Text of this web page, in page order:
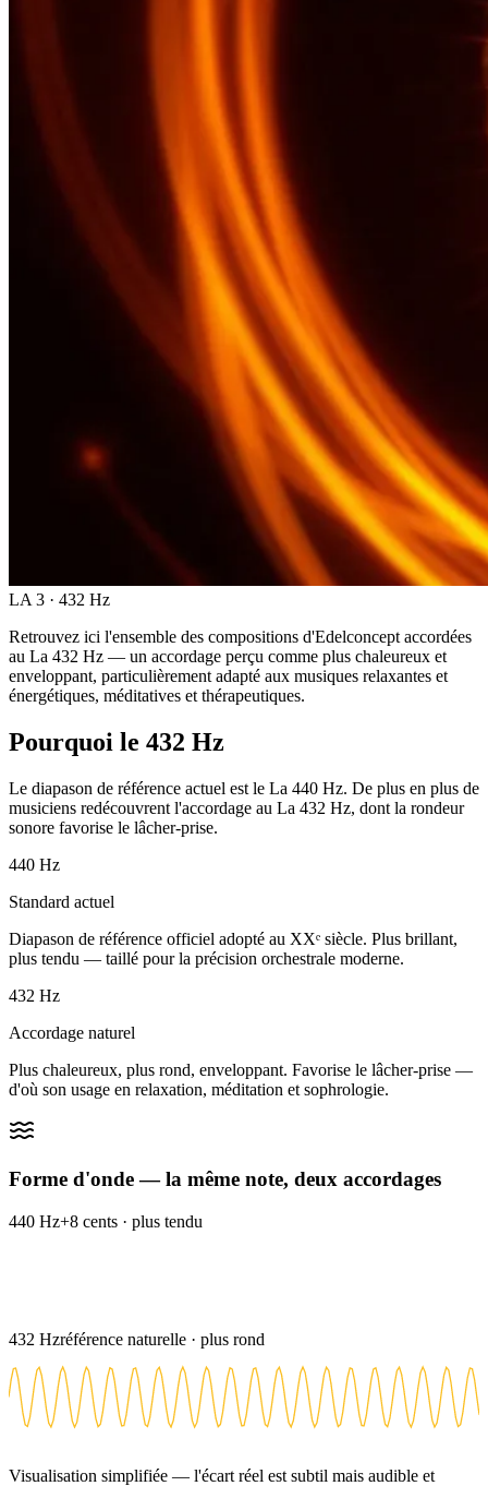
LA 3 · 432 Hz
Retrouvez ici l'ensemble des compositions d'Edelconcept accordées
au La 432 Hz — un accordage perçu comme plus chaleureux et
enveloppant, particulièrement adapté aux musiques relaxantes et
énergétiques, méditatives et thérapeutiques.
Pourquoi le 432 Hz
Le diapason de référence actuel est le La 440 Hz. De plus en plus de
musiciens redécouvrent l'accordage au La 432 Hz, dont la rondeur
sonore favorise le lâcher-prise.
440 Hz
Standard actuel
Diapason de référence officiel adopté au XXᵉ siècle. Plus brillant,
plus tendu — taillé pour la précision orchestrale moderne.
432 Hz
Accordage naturel
Plus chaleureux, plus rond, enveloppant. Favorise le lâcher-prise —
d'où son usage en relaxation, méditation et sophrologie.
Forme d'onde — la même note, deux accordages
440 Hz+8 cents · plus tendu
432 Hzréférence naturelle · plus rond
Visualisation simplifiée — l'écart réel est subtil mais audible et